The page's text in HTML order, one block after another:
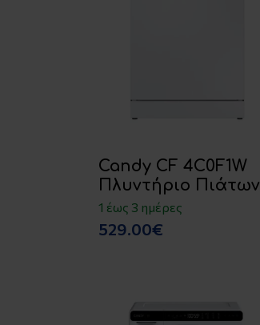
Candy CF 4C0F1W
Πλυντήριο Πιάτων
1 έως 3 ημέρες
529.00€